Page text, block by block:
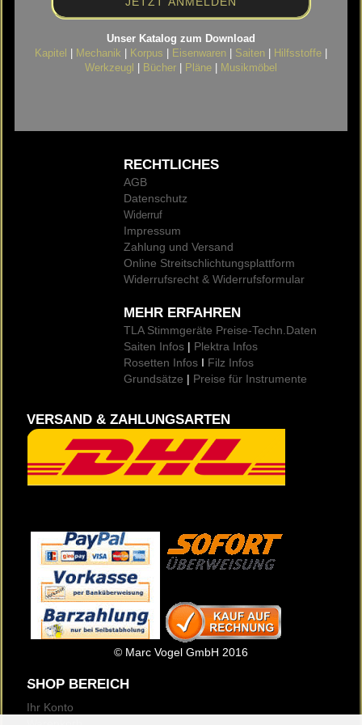
Unser Katalog zum Download
Kapitel | Mechanik | Korpus | Eisenwaren | Saiten | Hilfsstoffe |
Werkzeugl | Bücher | Pläne | Musikmöbel
RECHTLICHES
AGB
Datenschutz
Widerruf
Impressum
Zahlung und Versand
Online Streitschlichtungsplattform
Widerrufsrecht & Widerrufsformular
MEHR ERFAHREN
TLA Stimmgeräte Preise-Techn.Daten
Saiten Infos | Plektra Infos
Rosetten Infos I Filz Infos
Grundsätze | Preise für Instrumente
VERSAND & ZAHLUNGSARTEN
© Marc Vogel GmbH 2016
SHOP BEREICH
Ihr Konto